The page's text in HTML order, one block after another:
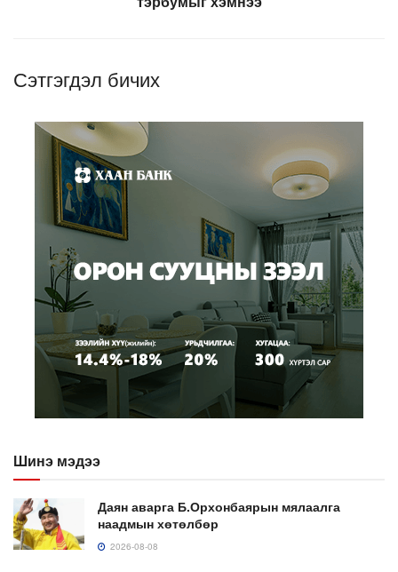
Сэтгэгдэл бичих
Шинэ мэдээ
Даян аварга Б.Орхонбаярын мялаалга
наадмын хөтөлбөр
2026-08-08